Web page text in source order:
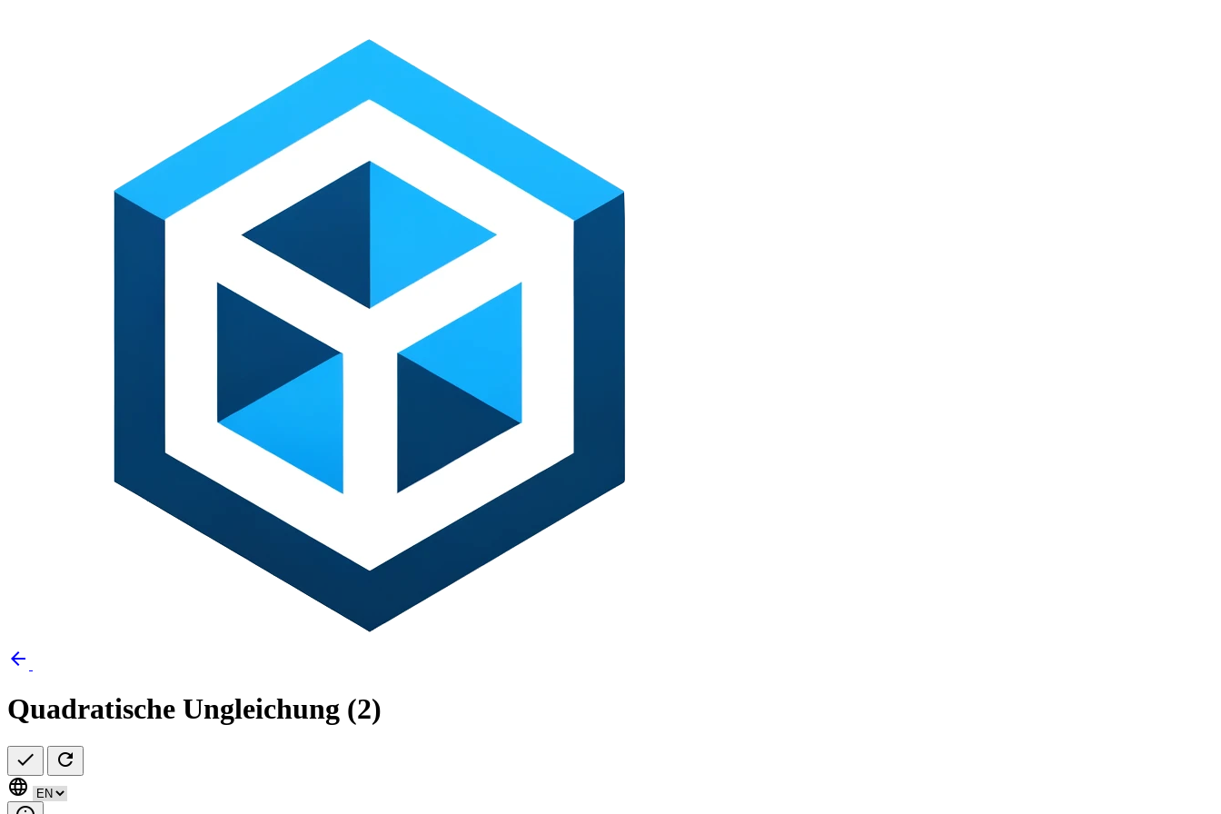
arrow_back
Quadratische Ungleichung (2)
check
refresh
language